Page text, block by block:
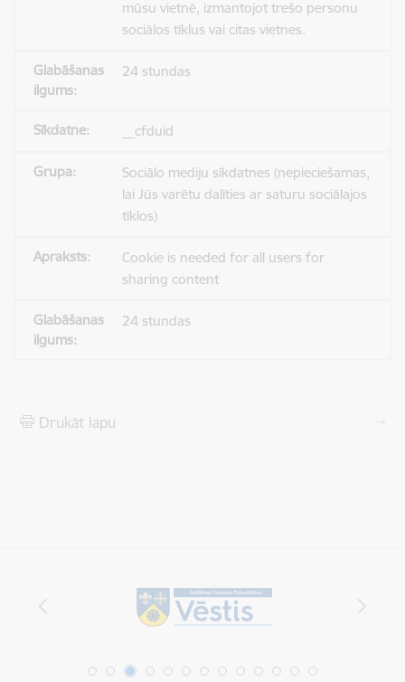
mūsu vietnē, izmantojot trešo personu
sociālos tīklus vai citas vietnes.
24 stundas
__cfduid
Sociālo mediju sīkdatnes (nepieciešamas,
lai Jūs varētu dalīties ar saturu sociālajos
tīklos)
Cookie is needed for all users for
sharing content
24 stundas
Drukāt lapu